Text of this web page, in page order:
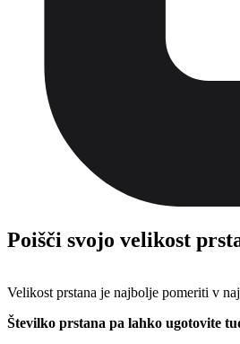
Poišči svojo velikost
Velikost prstana je najbolje pomeriti v
Številko prstana pa lahko ugotovite